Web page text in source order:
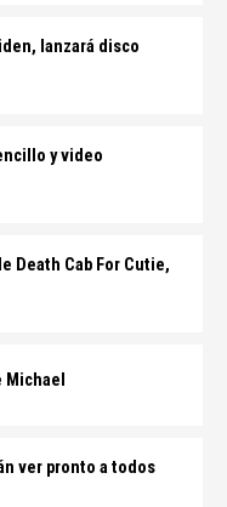
lanzará disco
y video
Death Cab For Cutie,
ver pronto a todos